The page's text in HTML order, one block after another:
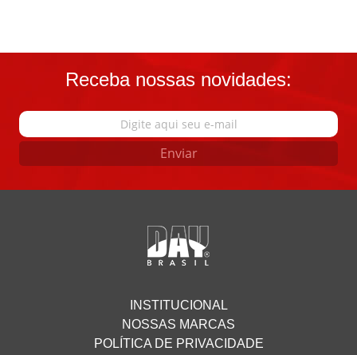
Receba nossas novidades:
Enviar
INSTITUCIONAL
NOSSAS MARCAS
POLÍTICA DE PRIVACIDADE